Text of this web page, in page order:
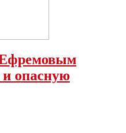
Ефремовым
и опасную